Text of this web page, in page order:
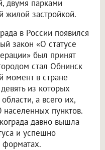
двумя парками
жилой застройкой.
в России появился
закон «О статусе
был принят
стал Обнинск
момент в стране
из которых
а всего их,
пунктов.
давно вышла
и успешно
форматах.